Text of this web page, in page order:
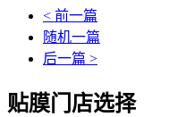
< 前一篇
随机一篇
后一篇 >
贴膜门店选择